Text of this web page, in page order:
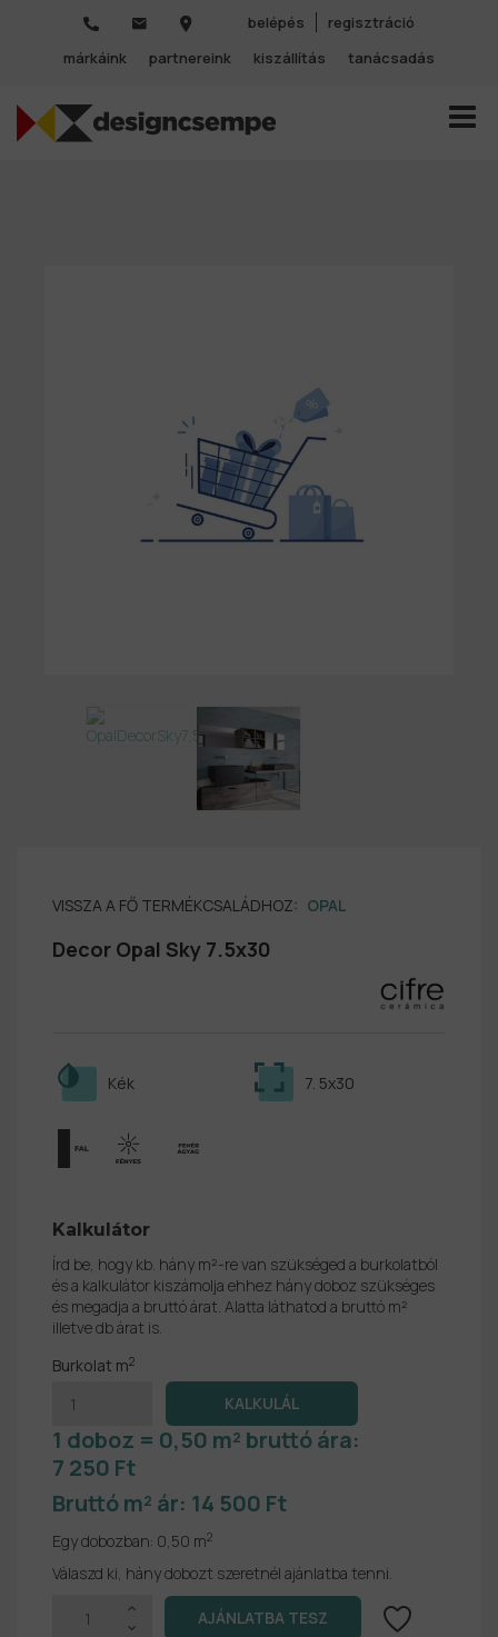
belépés
regisztráció
márkáink
partnereink kiszállítás tanácsadás
VISSZA A FŐ TERMÉKCSALÁDHOZ: OPAL
Decor Opal Sky 7.5x30
7. 5x30
Kék
Kalkulátor
Írd be, hogy kb. hány m²-re van szükséged a burkolatból
és a kalkulátor kiszámolja ehhez hány doboz szükséges
és megadja a bruttó árat. Alatta láthatod a bruttó m²
illetve db árat is.
Burkolat m2
1 doboz = 0,50 m² bruttó ára:
7 250 Ft
Bruttó m² ár: 14 500 Ft
Egy dobozban: 0,50 m2
Válaszd ki, hány dobozt szeretnél ajánlatba tenni.